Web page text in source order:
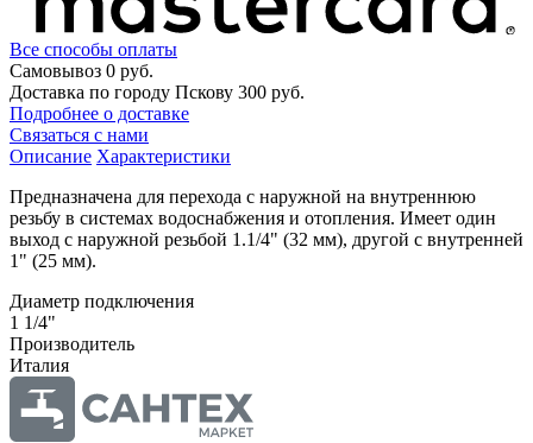
Все способы оплаты
Самовывоз 0 руб.
Доставка по городу Пскову 300 руб.
Подробнее о доставке
Связаться с нами
Описание Характеристики
Предназначена для перехода с наружной на внутреннюю
резьбу в системах водоснабжения и отопления. Имеет один
выход с наружной резьбой 1.1/4" (32 мм), другой с внутренней
1" (25 мм).
Диаметр подключения
1 1/4"
Производитель
Италия